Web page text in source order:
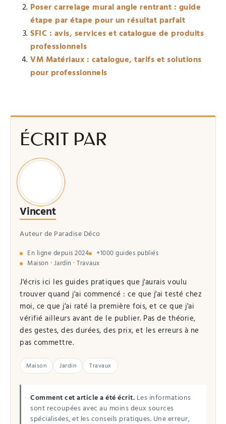
Poser carrelage mural angle rentrant : guide
étape par étape pour un résultat parfait
SFIC : avis, services et catalogue de produits
professionnels
VM Matériaux : catalogue, tarifs et solutions
pour professionnels
ÉCRIT PAR
Vincent
Auteur de Paradise Déco
En ligne depuis 2024
+1000 guides publiés
Maison · Jardin · Travaux
J'écris ici les guides pratiques que j'aurais voulu
trouver quand j'ai commencé : ce que j'ai testé chez
moi, ce que j'ai raté la première fois, et ce que j'ai
vérifié ailleurs avant de le publier. Pas de théorie,
des gestes, des durées, des prix, et les erreurs à ne
pas commettre.
Maison Jardin Travaux
Comment cet article a été écrit. Les informations
sont recoupées avec au moins deux sources
spécialisées, et les conseils pratiques. Une erreur,